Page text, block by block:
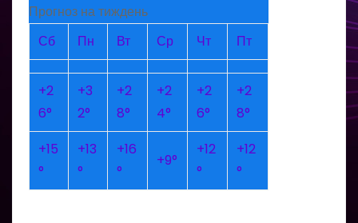
Прогноз на тиждень
Сб
Пн Вт Ср Чт Пт
+2
6°
+3
2°
+2
8°
+2
4°
+2
6°
+2
8°
+15
°
+13
°
+16
°
+9°
+12
°
+12
°